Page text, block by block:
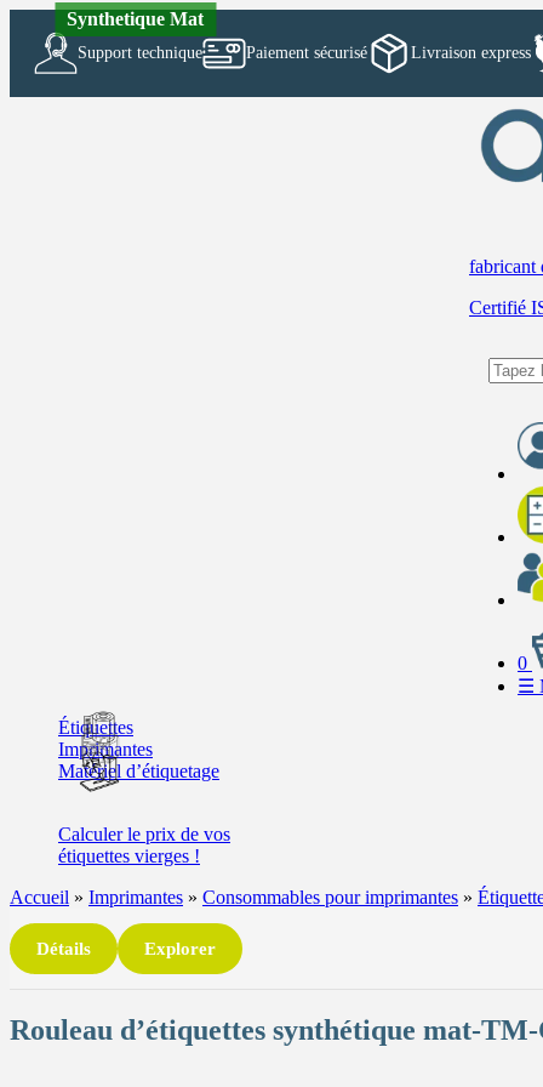
Support technique Paiement sécurisé Livraison express
fabricant
Certifié
0
☰
Étiquettes
Imprimantes
Matériel d’étiquetage
Calculerle prix de vos
étiquettes vierges !
Accueil » Imprimantes » Consommables pour imprimantes »
Détails Explorer
Rouleau d’étiquettes synthétique mat-TM-
Synthetique Mat